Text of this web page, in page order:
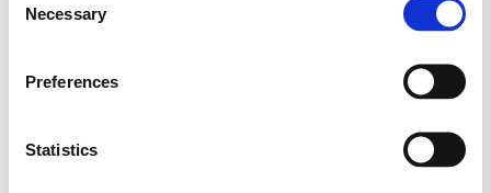
Selection
Necessary
Preferences
Statistics
BABYSHOWER/BARNEDÅB